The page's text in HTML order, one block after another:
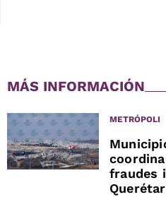
MÁS INFORMACIÓN
METRÓPOLI
fraudes